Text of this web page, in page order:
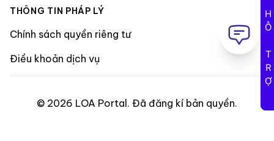
THÔNG TIN PHÁP LÝ
Chính sách quyền riêng tư
Điều khoản dịch vụ
© 2026 LOA Portal . Đã đăng kí bản quyền.
HỖ TRỢ